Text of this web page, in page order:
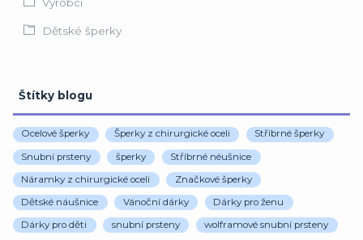
Dětské šperky
Štítky blogu
Ocelové šperky Šperky z chirurgické oceli Stříbrné šperky
Snubní prsteny šperky Stříbrné néušnice
Náramky z chirurgické oceli Značkové šperky
Dětské náušnice Vánoční dárky Dárky pro ženu
Dárky pro děti snubní prsteny wolframové snubní prsteny